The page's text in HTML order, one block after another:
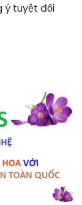
ý tuyệt đối